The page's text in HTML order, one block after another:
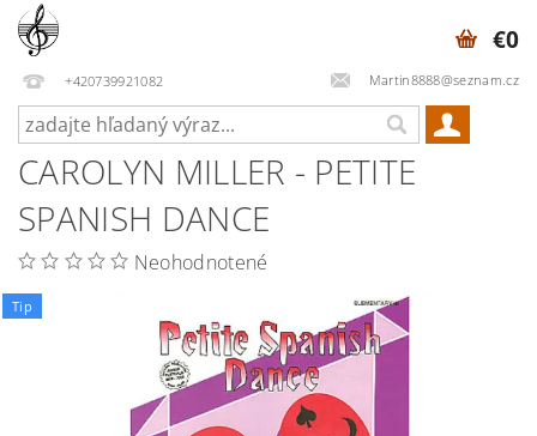
+420739921082 Martin8888@seznam.cz
€0
CAROLYN MILLER - PETITE
SPANISH DANCE
Neohodnotené
Tip